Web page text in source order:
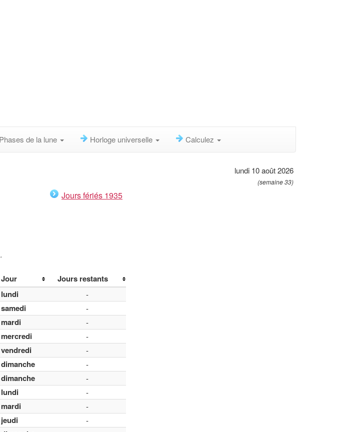
Phases de la lune Horloge universelle Calculez
lundi 10 août 2026
(semaine 33)
Jours fériés 1935
Jour Jours restants
lundi
-
samedi
-
mardi
-
mercredi
-
vendredi
-
dimanche
-
dimanche
-
lundi
-
mardi
-
jeudi
-